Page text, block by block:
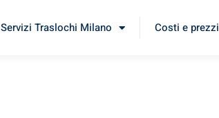
Servizi Traslochi Milano Costi e prezzi